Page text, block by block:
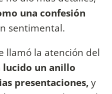
una confesión
sentimental.
llamó la atención del
lucido un anillo
presentaciones,y